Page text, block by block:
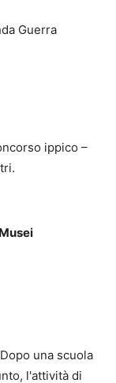
Guerra
ippico –
una scuola
l'attività di